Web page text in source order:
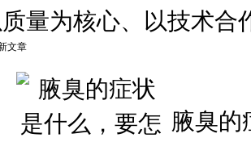
质量为核心、以技术
腋臭